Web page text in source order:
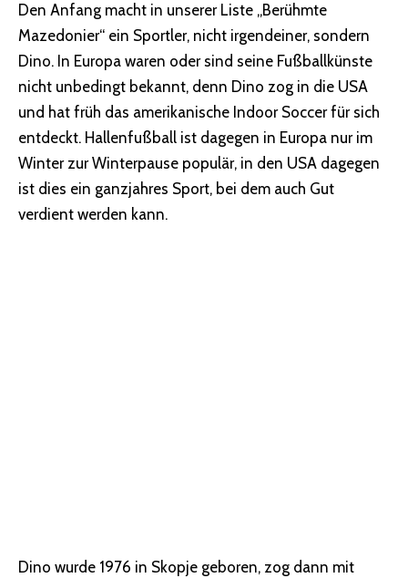
Den Anfang macht in unserer Liste „Berühmte
Mazedonier“ ein Sportler, nicht irgendeiner, sondern
Dino. In Europa waren oder sind seine Fußballkünste
nicht unbedingt bekannt, denn Dino zog in die USA
und hat früh das amerikanische Indoor Soccer für sich
entdeckt. Hallenfußball ist dagegen in Europa nur im
Winter zur Winterpause populär, in den USA dagegen
ist dies ein ganzjahres Sport, bei dem auch Gut
verdient werden kann.
Dino wurde 1976 in Skopje geboren, zog dann mit